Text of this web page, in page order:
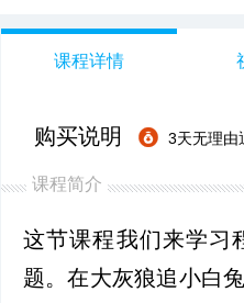
课程详情
购买说明 3天无理由
课程简介
这节课程我们来学
题。在大灰狼追小白